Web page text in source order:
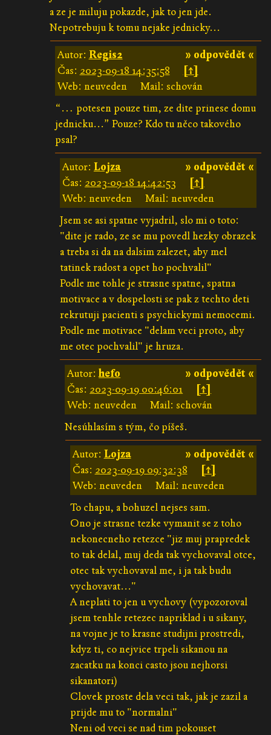
a ze je miluju pokazde, jak to jen jde.
Nepotrebuju k tomu nejake jednicky...
» odpovědět «
Autor: Regis2
Čas: 2023-09-18 14:35:58
[↑]
Web: neuveden
Mail: schován
“… potesen pouze tim, ze dite prinese domu
jednicku...” Pouze? Kdo tu něco takového
psal?
» odpovědět «
Autor: Lojza
Čas: 2023-09-18 14:42:53
[↑]
Web: neuveden
Mail: neuveden
Jsem se asi spatne vyjadril, slo mi o toto:
"dite je rado, ze se mu povedl hezky obrazek
a treba si da na dalsim zalezet, aby mel
tatinek radost a opet ho pochvalil"
Podle me tohle je strasne spatne, spatna
motivace a v dospelosti se pak z techto deti
rekrutuji pacienti s psychickymi nemocemi.
Podle me motivace "delam veci proto, aby
me otec pochvalil" je hruza.
» odpovědět «
Autor:hefo
Čas: 2023-09-19 00:46:01
[↑]
Web: neuveden
Mail: schován
Nesúhlasím s tým, čo píšeš.
» odpovědět «
Autor: Lojza
Čas: 2023-09-19 09:32:38
[↑]
Web: neuveden
Mail: neuveden
To chapu, a bohuzel nejses sam.
Ono je strasne tezke vymanit se z toho
nekonecneho retezce "jiz muj prapredek
to tak delal, muj deda tak vychovaval otce,
otec tak vychovaval me, i ja tak budu
vychovavat..."
A neplati to jen u vychovy (vypozoroval
jsem tenhle retezec napriklad i u sikany,
na vojne je to krasne studijni prostredi,
kdyz ti, co nejvice trpeli sikanou na
zacatku na konci casto jsou nejhorsi
sikanatori)
Clovek proste dela veci tak, jak je zazil a
prijde mu to "normalni"
Neni od veci se nad tim pokouset